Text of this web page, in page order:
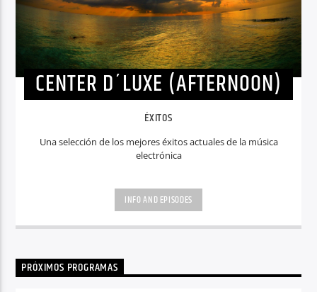
CENTER D´LUXE (AFTERNOON)
ÉXITOS
Una selección de los mejores éxitos actuales de la música
electrónica
INFO AND EPISODES
PRÓXIMOS PROGRAMAS